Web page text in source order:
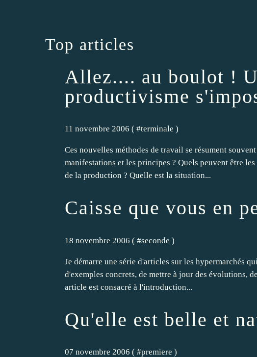
Top articles
Allez.... au boulot !
productivisme
11 novembre 2006 ( #terminale )
Ces nouvelles méthodes de travail se résument
manifestations et les principes ? Quels peuvent être
de la production ? Quelle est la situation...
Caisse que vous en
18 novembre 2006 ( #seconde )
Je démarre une série d'articles sur les hypermarchés
d'exemples concrets, de mettre à jour des évolutions,
article est consacré à l'introduction...
Qu'elle est belle et
07 novembre 2006 ( #premiere )